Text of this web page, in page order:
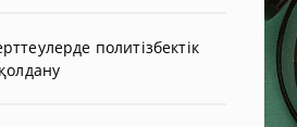
политізбектік